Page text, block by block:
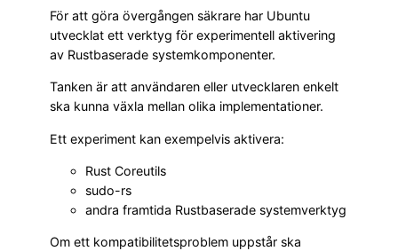
För att göra övergången säkrare har Ubuntu
utvecklat ett verktyg för experimentell aktivering
av Rustbaserade systemkomponenter.
Tanken är att användaren eller utvecklaren enkelt
ska kunna växla mellan olika implementationer.
Ett experiment kan exempelvis aktivera:
Rust Coreutils
sudo-rs
andra framtida Rustbaserade systemverktyg
Om ett kompatibilitetsproblem uppstår ska